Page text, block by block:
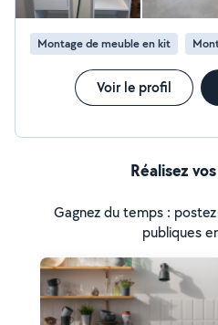
Montage de meuble en kit
Voir le profil
Réalisez
Gagnez du temps :
publiques